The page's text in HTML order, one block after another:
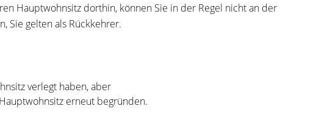
Hauptwohnsitz dorthin, können Sie in der Regel nicht an der
Sie gelten als Rückkehrer.
verlegt haben, aber
erneut begründen.